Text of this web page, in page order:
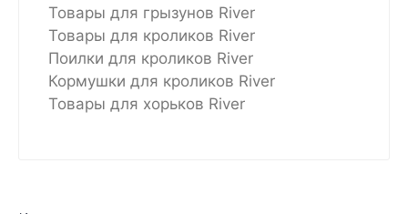
Товары для грызунов River
Товары для кроликов River
Поилки для кроликов River
Кормушки для кроликов River
Товары для хорьков River